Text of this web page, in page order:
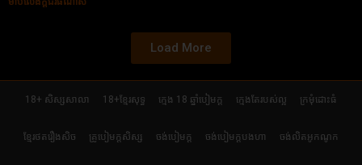
Load More
18+ សិស្សសាលា 18+ខ្មែរសុទ្ធ ក្មេង 18 ឆ្នាំបៀមក្ដ ក្មេងតែរបស់ល្អ ក្រមុំដោះធំ
ខ្មែរថតរឿងសិច គ្រូបៀមក្ដសិស្ស ចង់បៀមក្ដ ចង់បៀមក្តបងហា ចង់លិតអូកណូក